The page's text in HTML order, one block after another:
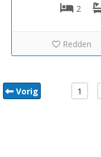
2
Redden
Vorig 1